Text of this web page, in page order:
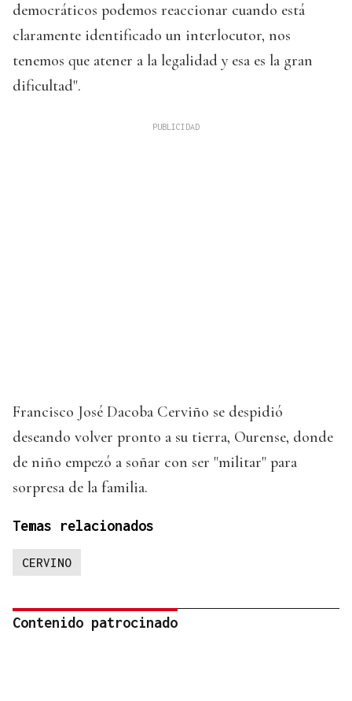
democráticos podemos reaccionar cuando está
claramente identificado un interlocutor, nos
tenemos que atener a la legalidad y esa es la gran
dificultad".
Francisco José Dacoba Cerviño se despidió
deseando volver pronto a su tierra, Ourense, donde
de niño empezó a soñar con ser "militar" para
sorpresa de la familia.
Temas relacionados
CERVINO
Contenido patrocinado